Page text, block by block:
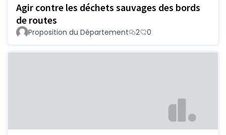
Agir contre les déchets sauvages des bords
de routes
Proposition du Département 2 0